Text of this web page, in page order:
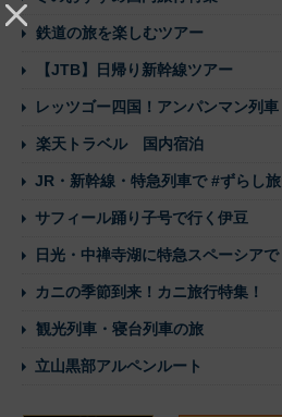
鉄道の旅を楽しむツアー
【JTB】日帰り新幹線ツアー
レッツゴー四国！アンパンマン列車
楽天トラベル 国内宿泊
JR・新幹線・特急列車で #ずらし旅
サフィール踊り子号で行く伊豆
日光・中禅寺湖に特急スペーシアで
カニの季節到来！カニ旅行特集！
観光列車・寝台列車の旅
立山黒部アルペンルート